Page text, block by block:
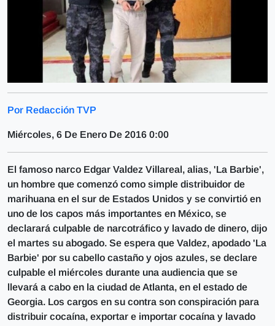
Por Redacción TVP
Miércoles, 6 De Enero De 2016 0:00
El famoso narco Edgar Valdez Villareal, alias, 'La Barbie',
un hombre que comenzó como simple distribuidor de
marihuana en el sur de Estados Unidos y se convirtió en
uno de los capos más importantes en México, se
declarará culpable de narcotráfico y lavado de dinero, dijo
el martes su abogado. Se espera que Valdez, apodado 'La
Barbie' por su cabello castaño y ojos azules, se declare
culpable el miércoles durante una audiencia que se
llevará a cabo en la ciudad de Atlanta, en el estado de
Georgia. Los cargos en su contra son conspiración para
distribuir cocaína, exportar e importar cocaína y lavado